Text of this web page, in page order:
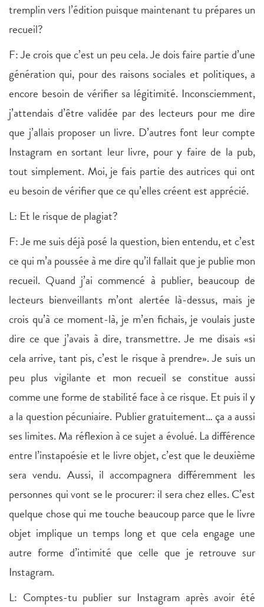
tremplin vers l’édition puisque maintenant tu prépares un
recueil?
F: Je crois que c’est un peu cela. Je dois faire partie d’une
génération qui, pour des raisons sociales et politiques, a
encore besoin de vérifier sa légitimité. Inconsciemment,
j’attendais d’être validée par des lecteurs pour me dire
que j’allais proposer un livre. D’autres font leur compte
Instagram en sortant leur livre, pour y faire de la pub,
tout simplement. Moi, je fais partie des autrices qui ont
eu besoin de vérifier que ce qu’elles créent est apprécié.
L: Et le risque de plagiat?
F: Je me suis déjà posé la question, bien entendu, et c’est
ce qui m’a poussée à me dire qu’il fallait que je publie mon
recueil. Quand j’ai commencé à publier, beaucoup de
lecteurs bienveillants m’ont alertée là-dessus, mais je
crois qu’à ce moment-là, je m’en fichais, je voulais juste
dire ce que j’avais à dire, transmettre. Je me disais «si
cela arrive, tant pis, c’est le risque à prendre». Je suis un
peu plus vigilante et mon recueil se constitue aussi
comme une forme de stabilité face à ce risque. Et puis il y
a la question pécuniaire. Publier gratuitement… ça a aussi
ses limites. Ma réflexion à ce sujet a évolué. La différence
entre l’instapoésie et le livre objet, c’est que le deuxième
sera vendu. Aussi, il accompagnera différemment les
personnes qui vont se le procurer: il sera chez elles. C’est
quelque chose qui me touche beaucoup parce que le livre
objet implique un temps long et que cela engage une
autre forme d’intimité que celle que je retrouve sur
Instagram.
L: Comptes-tu publier sur Instagram après avoir été